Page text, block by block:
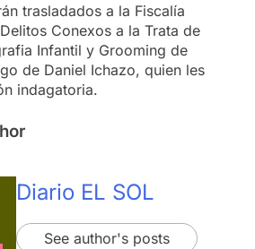
trasladados a la Fiscalía
Conexos a la Trata de
Infantil y Grooming de
de Daniel Ichazo, quien les
indagatoria.
Diario EL SOL
See author's posts